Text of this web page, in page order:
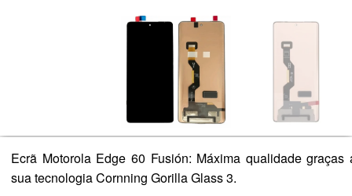
Ecrã Motorola Edge 60 Fusión: Máxima qualidade graças
sua tecnologia Cornning Gorilla Glass 3.